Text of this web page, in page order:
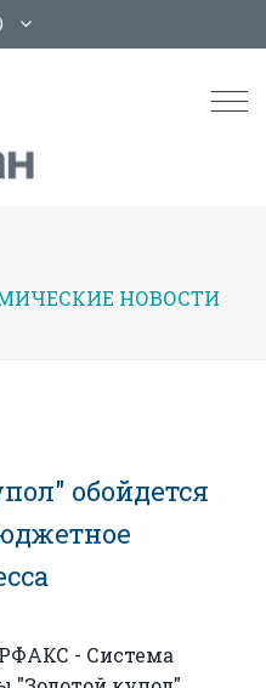
НОВОСТИ
обойдется
- Система